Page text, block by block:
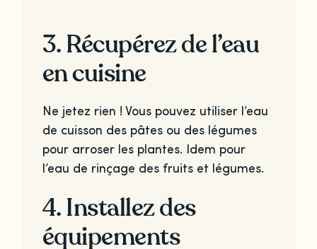
3. Récupérez de l’eau
en cuisine
Ne jetez rien ! Vous pouvez utiliser l’eau
de cuisson des pâtes ou des légumes
pour arroser les plantes. Idem pour
l’eau de rinçage des fruits et légumes.
4. Installez des
équipements